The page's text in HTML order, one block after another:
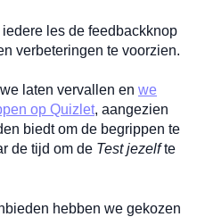
les de feedbackknop
verbeteringen te voorzien.
laten vervallen en we
op Quizlet, aangezien
biedt om de begrippen te
de tijd om de Test jezelfte
hebben we gekozen